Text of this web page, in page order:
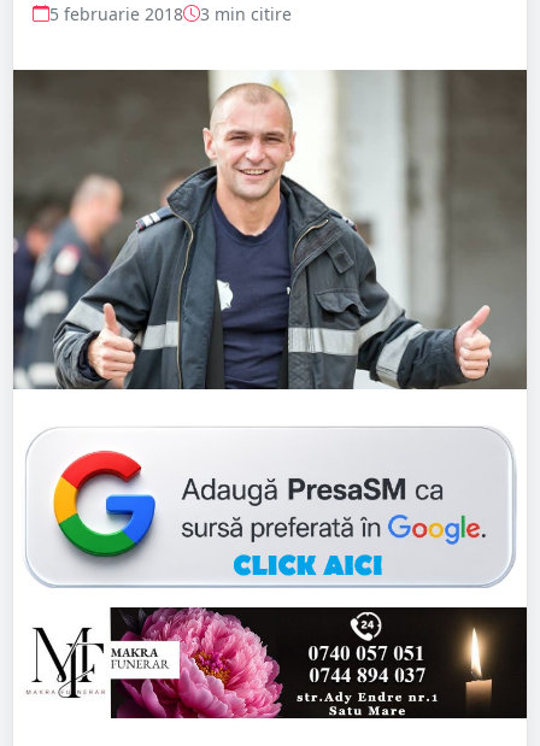
5 februarie 2018 3 min citire